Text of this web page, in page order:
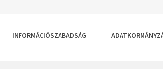
INFORMÁCIÓSZABADSÁG